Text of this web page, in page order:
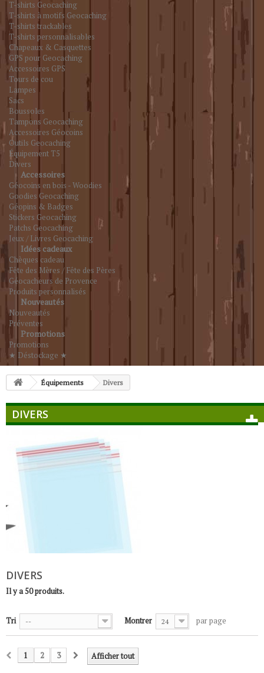
T-shirts Geocaching
T-shirts à motifs Geocaching
T-shirts trackables
T-shirts personnalisables
Chapeaux & Casquettes
GPS pour Geocaching
Accessoires GPS
Tours de cou
Lampes
Sacs
Boussoles
Tampons Geocaching
Accessoires Géocoins
Outils Geocaching
Équipement T5
Divers
Accessoires
Géocoins en bois - Woodies
Goodies Geocaching
Géopins & Badges
Stickers Geocaching
Patchs Geocaching
Jeux / Livres Geocaching
Idées cadeaux
Chèques cadeau
Fête des Mères / Fête des Pères
Géocacheurs de Provence
Produits personnalisés
Nouveautés
Nouveautés
Préventes
Promotions
Promotions
★ Déstockage ★
Équipements Divers
DIVERS
DIVERS
Il y a 50 produits.
Tri -- Montrer 24 par page
Afficher tout
1 2 3